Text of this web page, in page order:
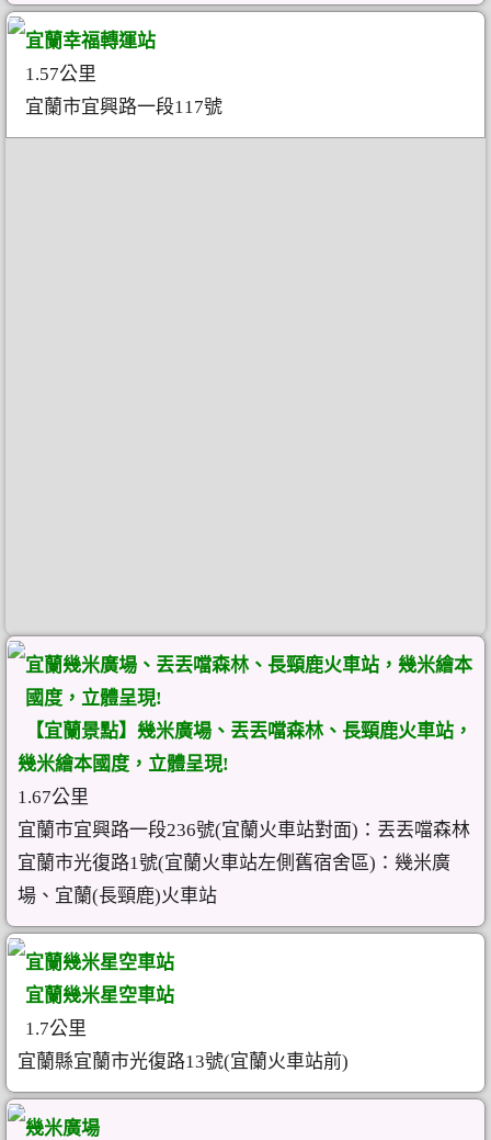
宜蘭幸福轉運站
1.57公里
宜蘭市宜興路一段117號
宜蘭幾米廣場、丟丟噹森林、長頸鹿火車站，幾米繪本
國度，立體呈現!
【宜蘭景點】幾米廣場、丟丟噹森林、長頸鹿火車站，
幾米繪本國度，立體呈現!
1.67公里
宜蘭市宜興路一段236號(宜蘭火車站對面)：丟丟噹森林
宜蘭市光復路1號(宜蘭火車站左側舊宿舍區)：幾米廣
場、宜蘭(長頸鹿)火車站
宜蘭幾米星空車站
宜蘭幾米星空車站
1.7公里
宜蘭縣宜蘭市光復路13號(宜蘭火車站前)
幾米廣場